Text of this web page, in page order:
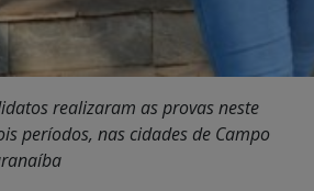
realizaram as provas neste
períodos, nas cidades de Campo